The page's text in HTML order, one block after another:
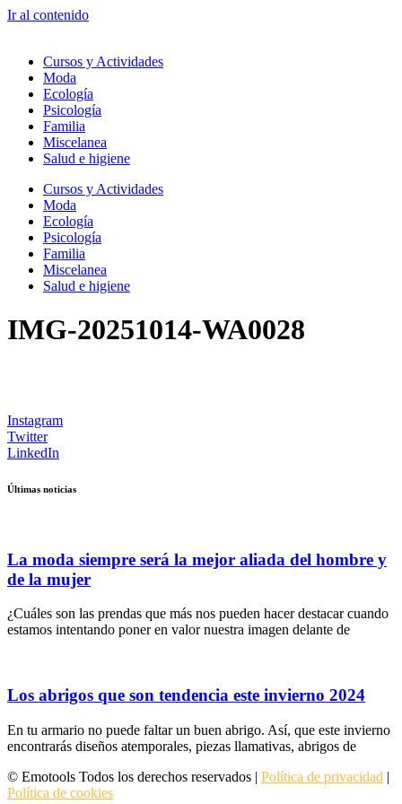
Ir al contenido
Cursos y Actividades
Moda
Ecología
Psicología
Familia
Miscelanea
Salud e higiene
Cursos y Actividades
Moda
Ecología
Psicología
Familia
Miscelanea
Salud e higiene
IMG-20251014-WA0028
Instagram
Twitter
LinkedIn
Últimas noticias
La moda siempre será la mejor aliada del hombre y
de la mujer
¿Cuáles son las prendas que más nos pueden hacer destacar cuando
estamos intentando poner en valor nuestra imagen delante de
Los abrigos que son tendencia este invierno 2024
En tu armario no puede faltar un buen abrigo. Así, que este invierno
encontrarás diseños atemporales, piezas llamativas, abrigos de
© Emotools Todos los derechos reservados | Política de privacidad |
Política de cookies